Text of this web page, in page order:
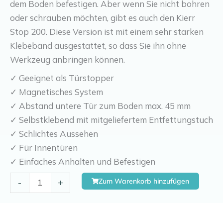
dem Boden befestigen. Aber wenn Sie nicht bohren
oder schrauben möchten, gibt es auch den Kierr
Stop 200. Diese Version ist mit einem sehr starken
Klebeband ausgestattet, so dass Sie ihn ohne
Werkzeug anbringen können.
✓ Geeignet als Türstopper
✓ Magnetisches System
✓ Abstand untere Tür zum Boden max. 45 mm
✓ Selbstklebend mit mitgeliefertem Entfettungstuch
✓ Schlichtes Aussehen
✓ Für Innentüren
✓ Einfaches Anhalten und Befestigen
-
Duty
+ Zum Warenkorb hinzufügen